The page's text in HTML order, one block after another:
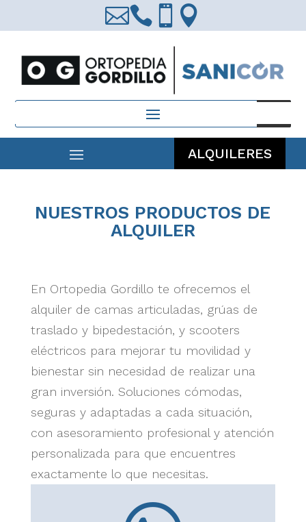
  
Búsqueda
productos
ALQUILERES
NUESTROS PRODUCTOS DE
ALQUILER
En Ortopedia Gordillo te ofrecemos el
alquiler de camas articuladas, grúas de
traslado y bipedestación, y scooters
eléctricos para mejorar tu movilidad y
bienestar sin necesidad de realizar una
gran inversión. Soluciones cómodas,
seguras y adaptadas a cada situación,
con asesoramiento profesional y atención
personalizada para que encuentres
exactamente lo que necesitas.